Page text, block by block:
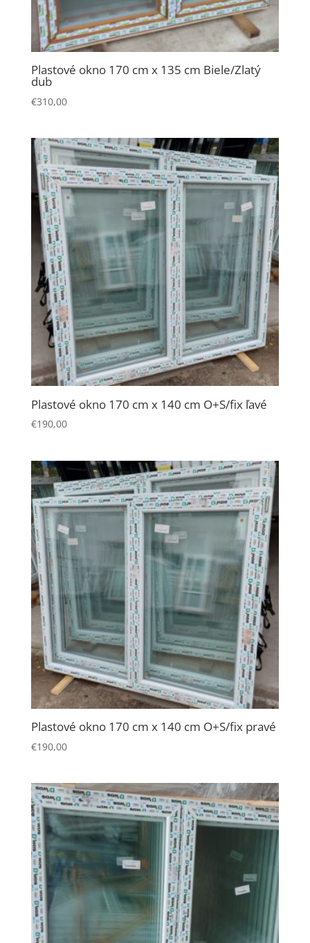
Plastové okno 170 cm x 135 cm Biele/Zlatý
dub
€310,00
Plastové okno 170 cm x 140 cm O+S/fix ľavé
€190,00
Plastové okno 170 cm x 140 cm O+S/fix pravé
€190,00